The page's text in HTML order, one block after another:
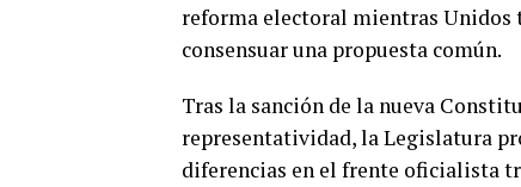
reforma electoral mientras Unidos
consensuar una propuesta común.
Tras la sanción de la nueva
representatividad, la Legislatura
diferencias en el frente oficialista